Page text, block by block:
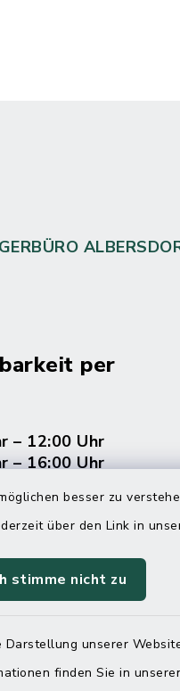
besser zu
über den Link in
stimme nicht zu
unserer
finden Sie in
per
– 12:00 Uhr
– 16:00 Uhr
– 12:00 Uhr
aber online
gerne unter der